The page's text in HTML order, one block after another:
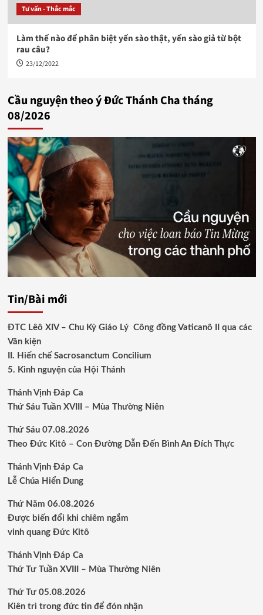
Tư vấn - Thắc mắc
Làm thế nào để phân biệt yến sào thật, yến sào giả từ bột
rau câu?
23/12/2022
Cầu nguyện theo ý Đức Thánh Cha tháng
08/2026
Tin/Bài mới
ĐTC Lêô XIV – Chu Kỳ Giáo Lý Công đồng Vaticanô II qua các
Văn kiện
II. Hiến chế Sacrosanctum Concilium
5. Kinh nguyện của Hội Thánh
Thánh Vịnh Đáp Ca
Thứ Sáu Tuần XVIII – Mùa Thường Niên
Thứ Sáu 07.08.2026
Theo Đức Kitô – Con Đường Dẫn Đến Bình An Đích Thực
Thánh Vịnh Đáp Ca
Lễ Chúa Hiển Dung
Thứ Năm 06.08.2026
Được biến đổi khi chiêm ngắm
vinh quang Đức Kitô
Thánh Vịnh Đáp Ca
Thứ Tư Tuần XVIII – Mùa Thường Niên
Thứ Tư 05.08.2026
Kiên trì trong đức tin để đón nhận